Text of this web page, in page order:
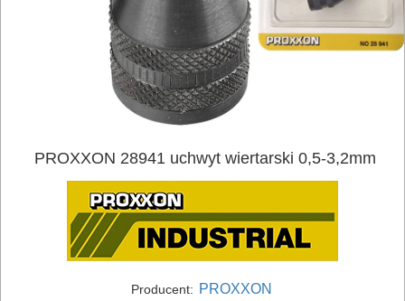
ELEKTRONARZĘDZIA
SIECIOWE
AKUMULATOROWE
OSPRZĘT
AKCESORIA
PROXXON 28941 uchwyt wiertarski 0,5-3,2mm
Producent: PROXXON